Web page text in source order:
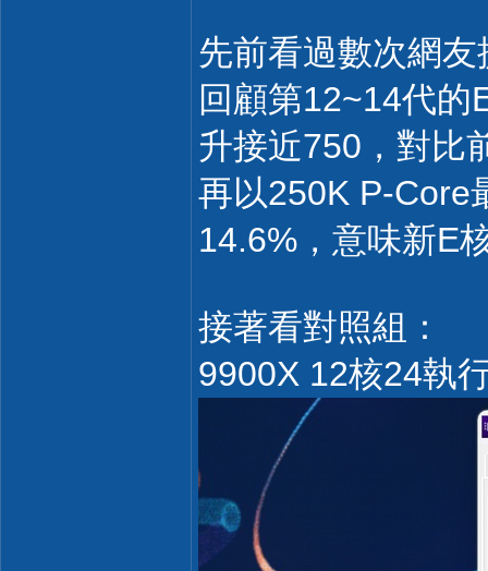
先前看過數次網
回顧第12~14代
升接近750，對比
再以250K P-Core
14.6%，意味新E
接著看對照組：
9900X 12核24執